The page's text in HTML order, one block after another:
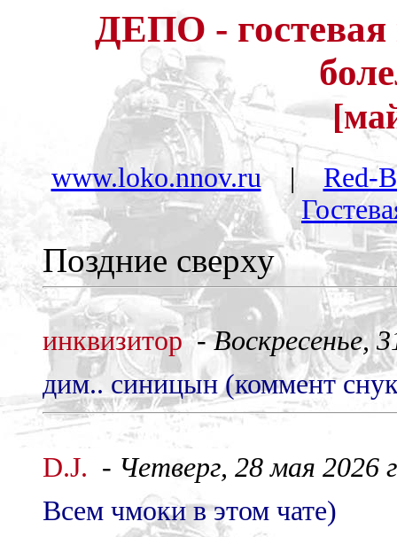
ДЕПО - гостевая
www.loko.nnov.ru| Red-
Поздние сверху
инквизитор-Воскресенье,
дим.. синицын (коммент
D.J. - Четверг, 28 мая 2026
Всем чмоки в этом чате)